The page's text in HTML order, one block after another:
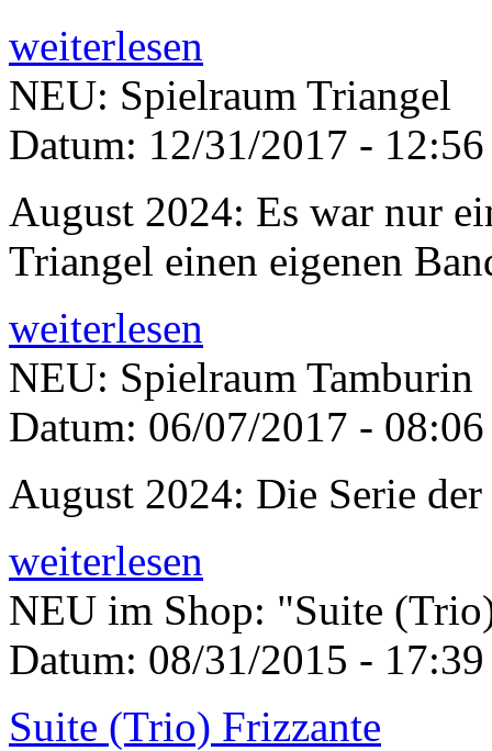
weiterlesen
NEU: Spielraum Triangel
Datum: 12/31/2017 - 12:56
August 2024: Es war nur
Triangel einen eigenen
weiterlesen
NEU: Spielraum Tamburin
Datum: 06/07/2017 - 08:06
August 2024: Die Serie
weiterlesen
NEU im Shop: "Suite
Datum: 08/31/2015 - 17:39
Suite (Trio) Frizzante